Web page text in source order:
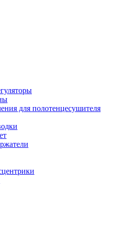
для полотенцесушителя